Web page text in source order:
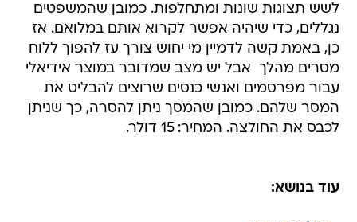
לשש תצוגות שונות ומתחלפות. כמובן שהמשפטים
נגללים, כדי שיהיה אפשר לקרוא אותם במלואם. אז
כן, באמת קשה לדמיין מי יחוש צורך עז להפוך ללוח
מסרים מהלך  אבל יש מצב שמדובר במוצר אידיאלי
עבור מפרסמים ואנשי כנסים שרוצים להבליט את
המסר שלהם. כמובן שהמסך ניתן להסרה, כך שניתן
לכבס את החולצה. המחיר: 15 דולר.
עוד בנושא: